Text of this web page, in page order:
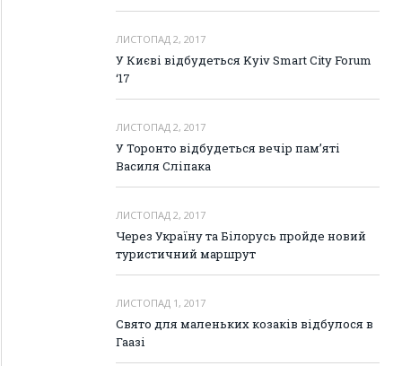
ЛИСТОПАД 2, 2017
У Києві відбудеться Kyiv Smart City Forum
‘17
ЛИСТОПАД 2, 2017
У Торонто відбудеться вечір пам’яті
Василя Сліпака
ЛИСТОПАД 2, 2017
Через Україну та Білорусь пройде новий
туристичний маршрут
ЛИСТОПАД 1, 2017
Свято для маленьких козаків відбулося в
Гаазі